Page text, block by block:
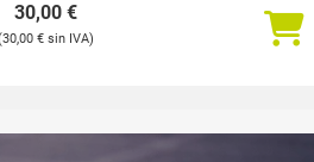
30,00 €
30,00 €